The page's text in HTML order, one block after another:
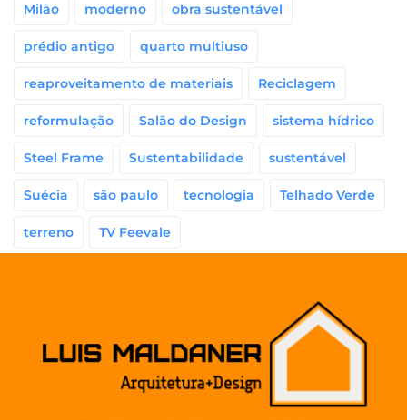
Milão moderno obra sustentável
prédio antigo quarto multiuso
reaproveitamento de materiais Reciclagem
reformulação Salão do Design sistema hídrico
Steel Frame Sustentabilidade sustentável
Suécia são paulo tecnologia Telhado Verde
terreno TV Feevale